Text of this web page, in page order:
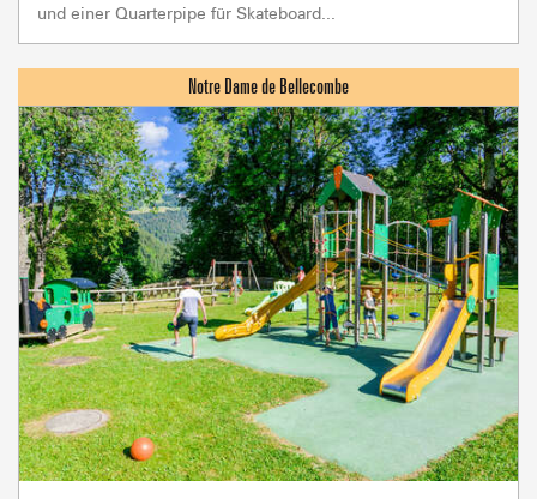
und einer Quarterpipe für Skateboard...